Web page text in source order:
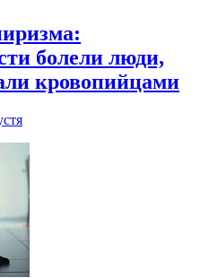
болели люди,
кровопийцами